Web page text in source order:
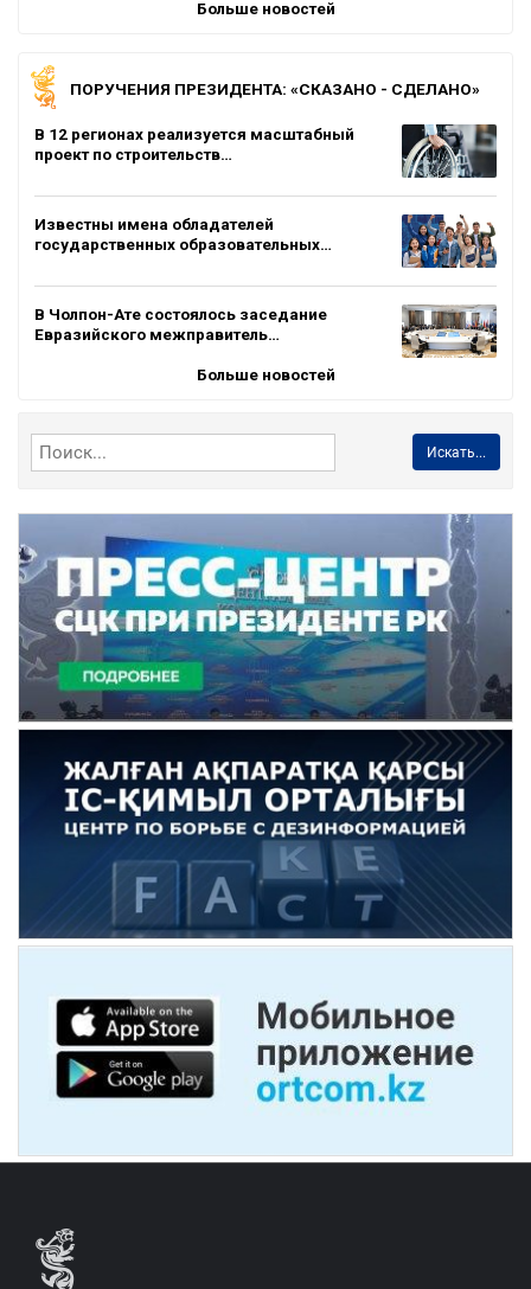
Больше новостей
ПОРУЧЕНИЯ ПРЕЗИДЕНТА: «СКАЗАНО - СДЕЛАНО»
В 12 регионах реализуется масштабный
проект по строительств…
Известны имена обладателей
государственных образовательных…
В Чолпон-Ате состоялось заседание
Евразийского межправитель…
Больше новостей
Искать...